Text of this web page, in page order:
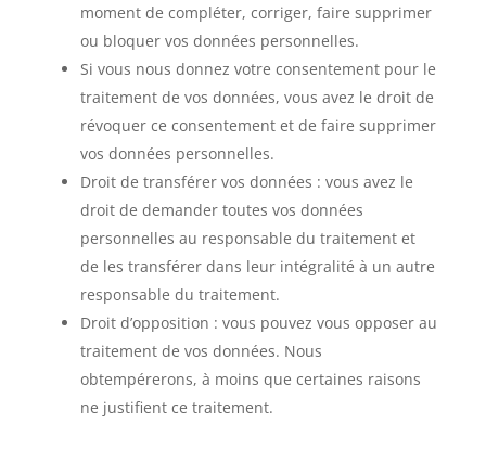
moment de compléter, corriger, faire supprimer
ou bloquer vos données personnelles.
Si vous nous donnez votre consentement pour le
traitement de vos données, vous avez le droit de
révoquer ce consentement et de faire supprimer
vos données personnelles.
Droit de transférer vos données : vous avez le
droit de demander toutes vos données
personnelles au responsable du traitement et
de les transférer dans leur intégralité à un autre
responsable du traitement.
Droit d’opposition : vous pouvez vous opposer au
traitement de vos données. Nous
obtempérerons, à moins que certaines raisons
ne justifient ce traitement.